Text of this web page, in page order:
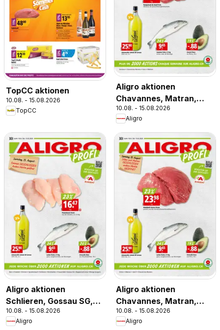
TopCC aktionen
10.08. - 15.08.2026
TopCC
Aligro aktionen
Chavannes, Matran,
Genève, Sion
10.08. - 15.08.2026
Aligro
Aligro aktionen
Schlieren, Gossau SG,
Frauenfeld, Rapperswil-
Jona, Sargans, Bern
10.08. - 15.08.2026
Aligro
Aligro aktionen
Chavannes, Matran,
Genf, Sitten
10.08. - 15.08.2026
Aligro